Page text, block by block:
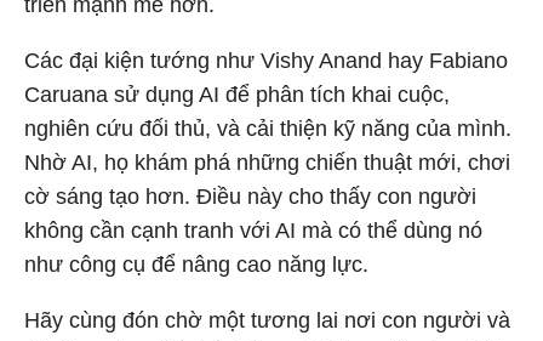
triển mạnh mẽ hơn.
Các đại kiện tướng như Vishy Anand hay Fabiano
Caruana sử dụng AI để phân tích khai cuộc,
nghiên cứu đối thủ, và cải thiện kỹ năng của mình.
Nhờ AI, họ khám phá những chiến thuật mới, chơi
cờ sáng tạo hơn. Điều này cho thấy con người
không cần cạnh tranh với AI mà có thể dùng nó
như công cụ để nâng cao năng lực.
Hãy cùng đón chờ một tương lai nơi con người và